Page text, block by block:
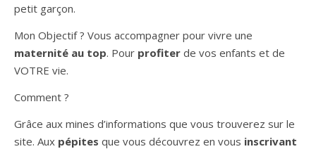
petit garçon.
Mon Objectif ? Vous accompagner pour vivre une
maternité au top. Pour profiter de vos enfants et de
VOTRE vie.
Comment ?
Grâce aux mines d’informations que vous trouverez sur le
site. Aux pépites que vous découvrez en vous inscrivant